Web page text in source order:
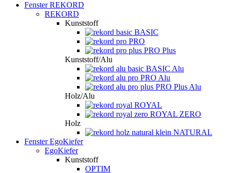
Fenster REKORD
REKORD
Kunststoff
BASIC
PRO
PRO Plus
Kunststoff/Alu
BASIC Alu
PRO Alu
PRO Plus Alu
Holz/Alu
ROYAL
ROYAL ZERO
Holz
NATURAL
Fenster EgoKiefer
EgoKiefer
Kunststoff
OPTIM